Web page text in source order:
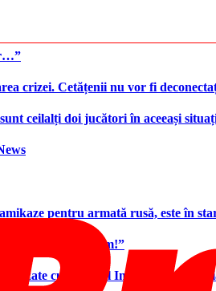
crizei. Cetățenii nu vor fi
ceilalți doi jucători în aceeași
pentru armată rusă, este în
„Asta vrem!”
cu ajutorul Inteligenței